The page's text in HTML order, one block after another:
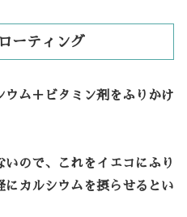
ーティング
ウム＋ビタミン剤をふりかけ
ので、これをイエコにふり
にカルシウムを摂らせるとい